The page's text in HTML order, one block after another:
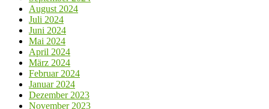
August 2024
Juli 2024
Juni 2024
Mai 2024
April 2024
März 2024
Februar 2024
Januar 2024
Dezember 2023
November 2023